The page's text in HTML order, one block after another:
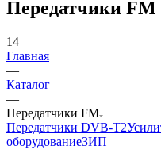
Передатчики FM
14
Главная
—
Каталог
—
Передатчики FM
Передатчики DVB-T2
оборудованиеЗИП